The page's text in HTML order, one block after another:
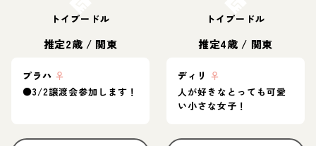
トイプードル
推定2歳 / 関東
プラハ ♀
●3/2譲渡会参加します！
トイプードル
推定4歳 / 関東
ディリ ♀
人が好きなとっても可愛
い小さな女子！